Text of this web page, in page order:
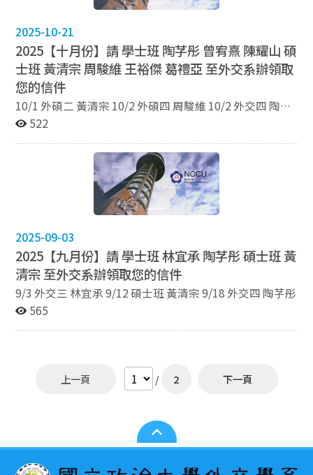
2025-10-21
2025【十月份】請 學士班 陶芓彤 曾宥熹 陳耀山 碩
士班 黃清宗 周駿維 王裕傑 葛禮亞 至外交系辦領取
您的信件
10/1 外碩二 黃清宗 10/2 外碩四 周駿維 10/2 外交四 陶芓
彤 10/14 外交四 曾宥熹 10/21 外碩三 王裕傑 10/21 外交 522
2025-09-03
2025【九月份】請 學士班 林宜承 陶芓彤 碩士班 黃
清宗 至外交系辦領取您的信件
9/3 外交三 林宜承 9/12 碩士班 黃清宗 9/18 外交四 陶芓彤
565
上一頁 / 2 下一頁